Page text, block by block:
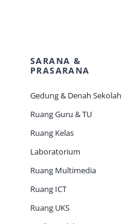
SARANA &
PRASARANA
Gedung & Denah Sekolah
Ruang Guru & TU
Ruang Kelas
Laboratorium
Ruang Multimedia
Ruang ICT
Ruang UKS